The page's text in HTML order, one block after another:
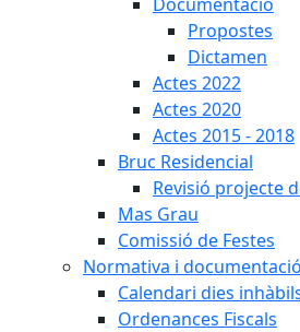
Propostes
Dictamen
Actes 2022
Actes 2020
Actes 2015 - 2018
Bruc Residencial
Revisió projecte
Mas Grau
Comissió de Festes
Normativa i
Calendari dies
Ordenances Fiscals